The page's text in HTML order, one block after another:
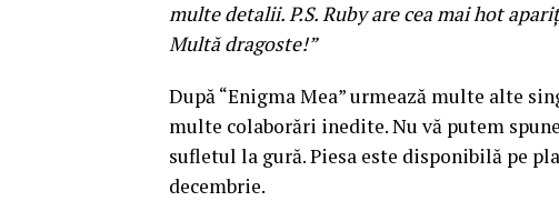
multe detalii. P.S. Ruby are cea mai hot
Multă dragoste!”
După “Enigma Mea” urmează multe alte
multe colaborări inedite. Nu vă putem
sufletul la gură. Piesa este disponibilă pe
decembrie.